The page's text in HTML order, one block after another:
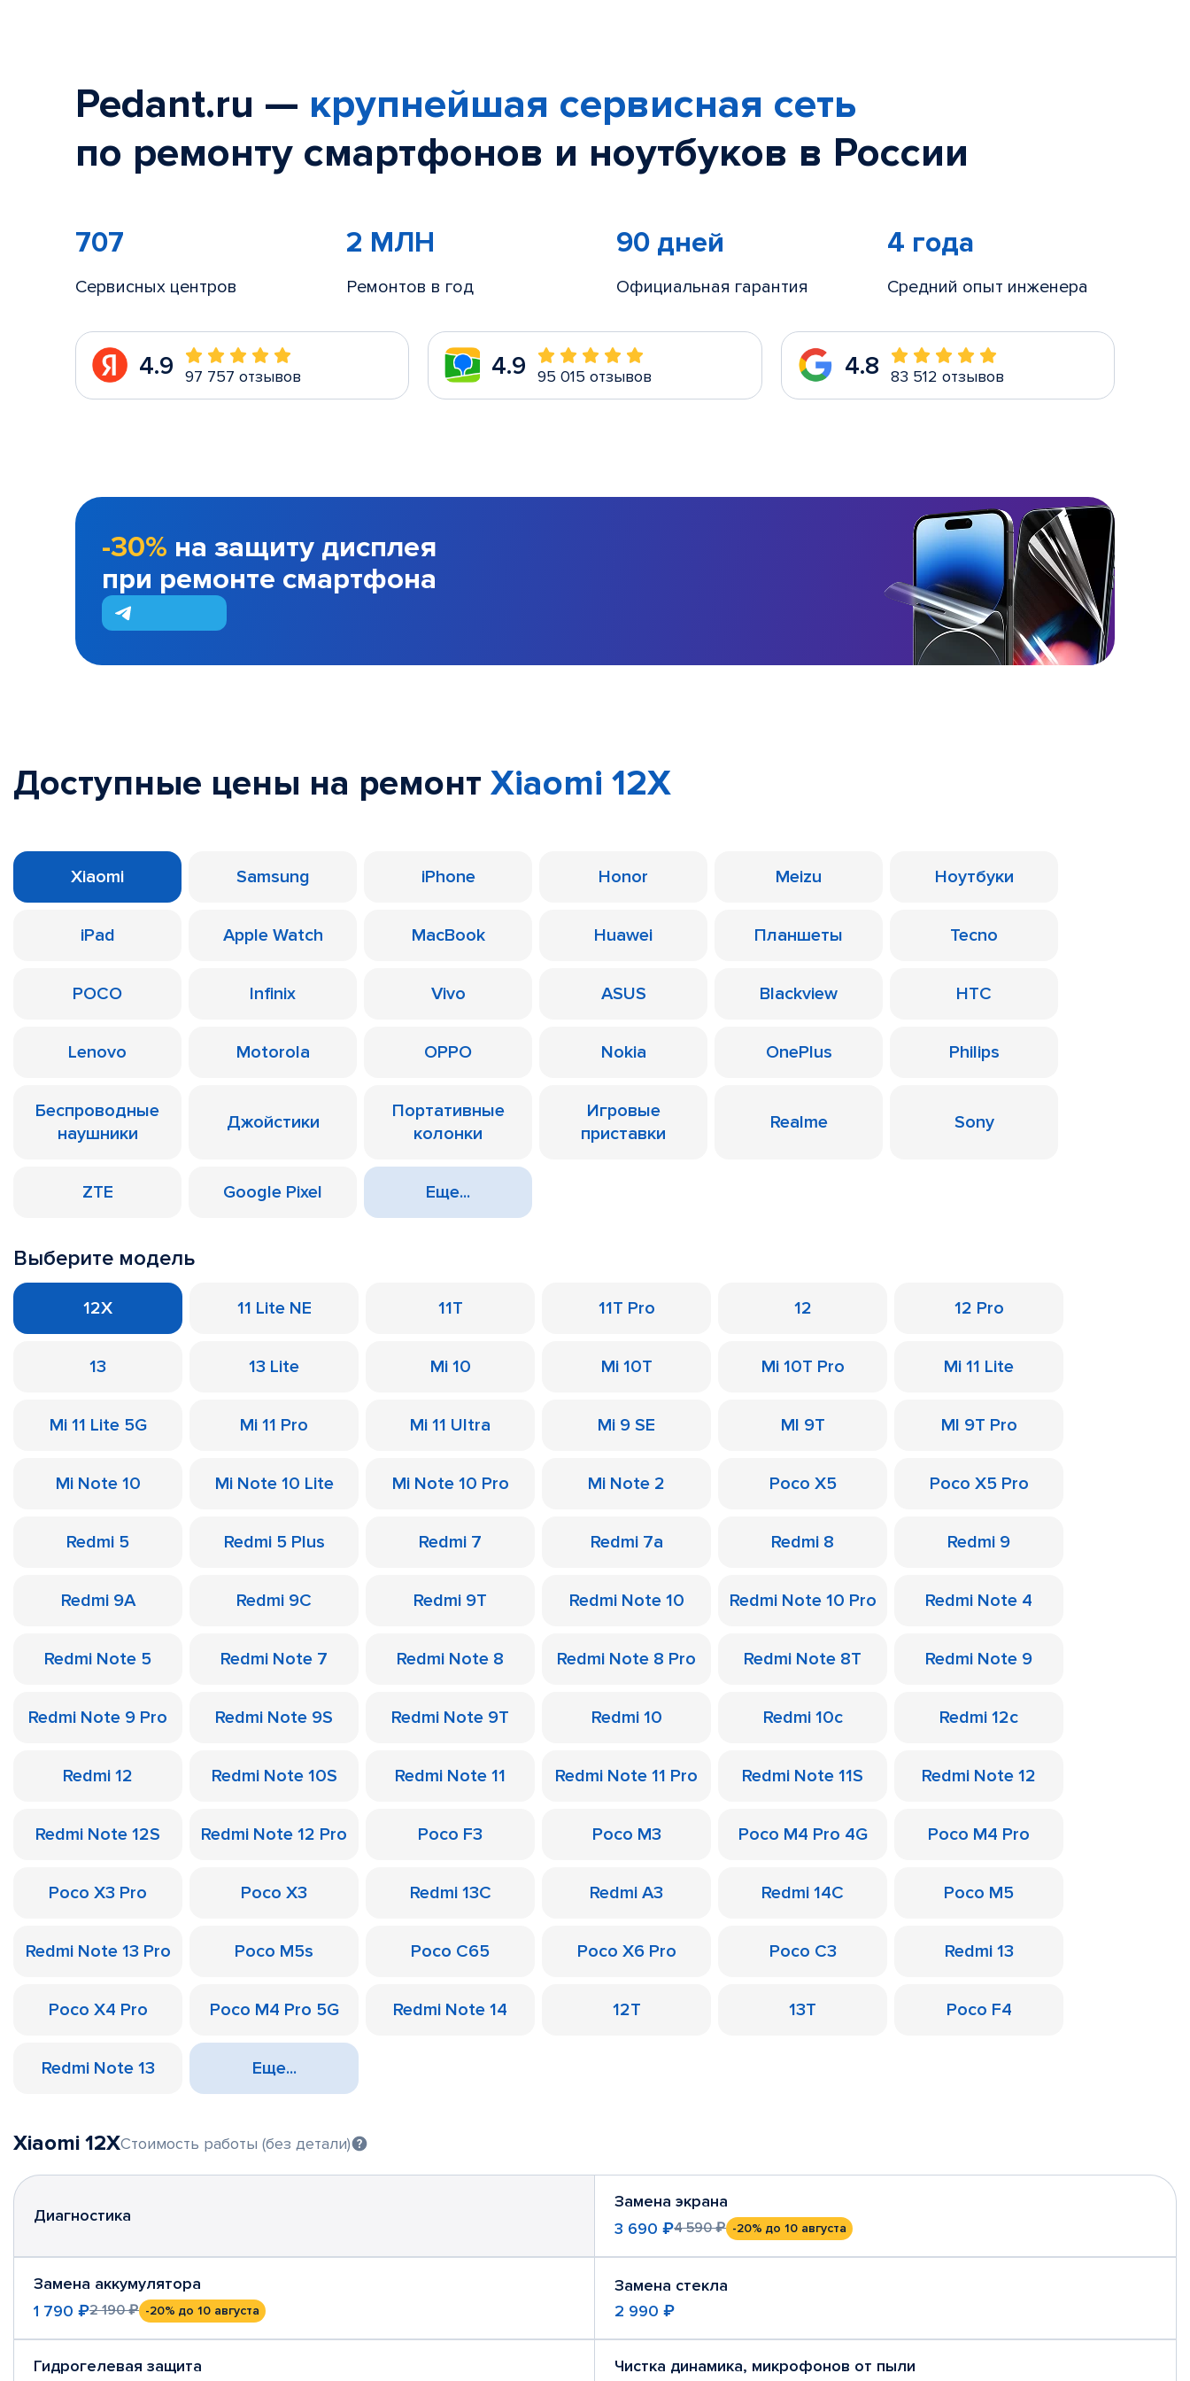
Pedant.ru — крупнейшая сервисная сеть
по ремонту смартфонов и ноутбуков в России
707
Сервисных центров
2 МЛН
Ремонтов в год
90 дней
Официальная гарантия
4 года
Средний опыт инженера
4.9 97 757 отзывов 4.9 95 015 отзывов 4.8 83 512 отзывов
-30% на защиту дисплея
при ремонте смартфона
Доступные цены на ремонт Xiaomi 12X
Xiaomi Samsung iPhone Honor Meizu Ноутбуки
iPad Apple Watch MacBook Huawei Планшеты Tecno
POCO Infinix Vivo ASUS Blackview HTC
Lenovo Motorola OPPO Nokia OnePlus Philips
Беспроводные
наушники
Джойстики
Портативные
колонки
Игровые
приставки
Realme Sony
ZTE Google Pixel Еще...
Выберите модель
12X 11 Lite NE 11T 11T Pro 12 12 Pro
13 13 Lite Mi 10 Mi 10T Mi 10T Pro Mi 11 Lite
Mi 11 Lite 5G Mi 11 Pro Mi 11 Ultra Mi 9 SE MI 9T MI 9T Pro
Mi Note 10 Mi Note 10 Lite Mi Note 10 Pro Mi Note 2 Poco X5 Poco X5 Pro
Redmi 5 Redmi 5 Plus Redmi 7 Redmi 7a Redmi 8 Redmi 9
Redmi 9A Redmi 9C Redmi 9T Redmi Note 10 Redmi Note 10 Pro Redmi Note 4
Redmi Note 5 Redmi Note 7 Redmi Note 8 Redmi Note 8 Pro Redmi Note 8T Redmi Note 9
Redmi Note 9 Pro Redmi Note 9S Redmi Note 9T Redmi 10 Redmi 10c Redmi 12c
Redmi 12 Redmi Note 10S Redmi Note 11 Redmi Note 11 Pro Redmi Note 11S Redmi Note 12
Redmi Note 12S Redmi Note 12 Pro Poco F3 Poco M3 Poco M4 Pro 4G Poco M4 Pro
Poco X3 Pro Poco X3 Redmi 13C Redmi A3 Redmi 14C Poco M5
Redmi Note 13 Pro Poco M5s Poco C65 Poco X6 Pro Poco C3 Redmi 13
Poco X4 Pro Poco M4 Pro 5G Redmi Note 14 12T 13T Poco F4
Redmi Note 13 Еще...
Xiaomi 12XСтоимость работы (без детали)
Диагностика
Замена экрана
3 690 ₽4 590 ₽ -20% до 10 августа
Замена аккумулятора
1 790 ₽2 190 ₽ -20% до 10 августа
Замена стекла
2 990 ₽
Гидрогелевая защита Чистка динамика, микрофонов от пыли